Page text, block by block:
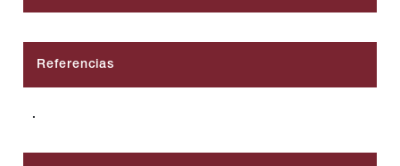
Referencias
.